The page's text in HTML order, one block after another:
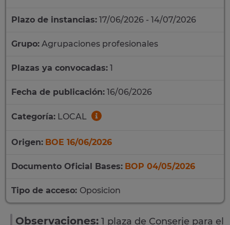
Plazo de instancias: 17/06/2026 - 14/07/2026
Grupo: Agrupaciones profesionales
Plazas ya convocadas: 1
Fecha de publicación: 16/06/2026
Categoría: LOCAL
Origen: BOE 16/06/2026
Documento Oficial Bases: BOP 04/05/2026
Tipo de acceso: Oposicion
Observaciones: 1 plaza de Conserje para el